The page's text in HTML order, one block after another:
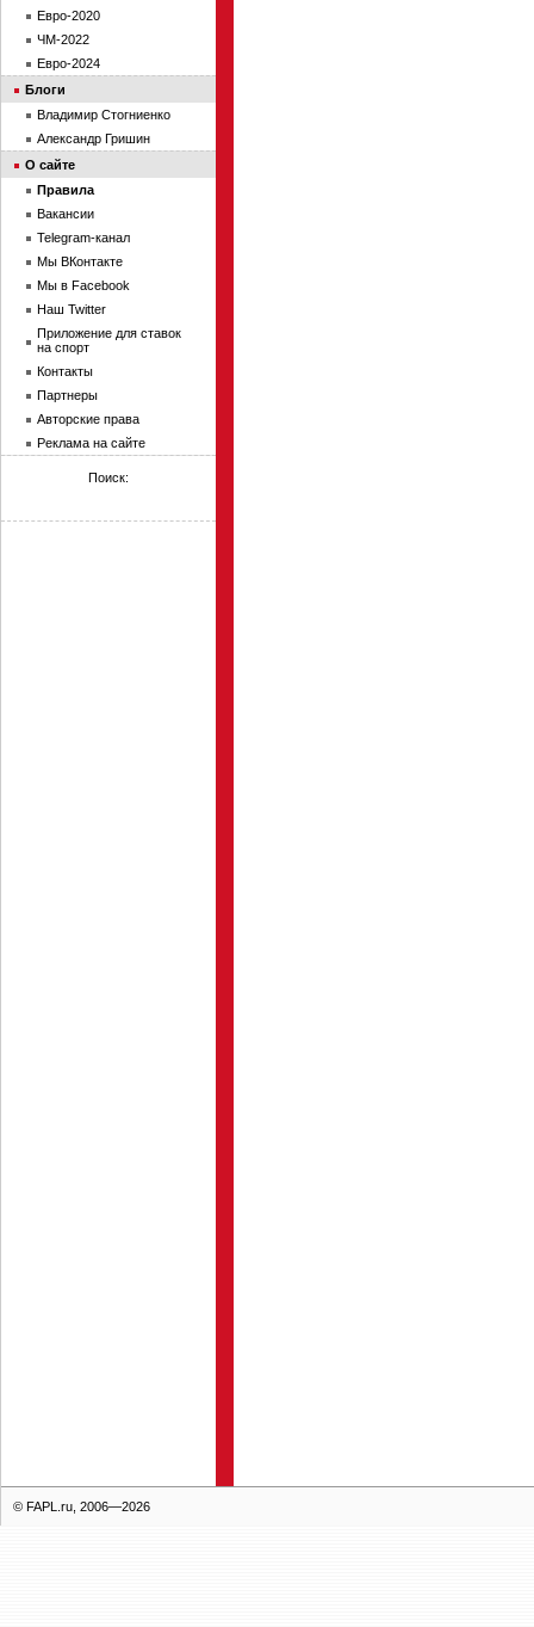
Евро-2020
ЧМ-2022
Евро-2024
Блоги
Владимир Стогниенко
Александр Гришин
О сайте
Правила
Вакансии
Telegram-канал
Мы ВКонтакте
Мы в Facebook
Наш Twitter
Приложение для ставок
на спорт
Контакты
Партнеры
Авторские права
Реклама на сайте
Поиск:
© FAPL.ru, 2006—2026